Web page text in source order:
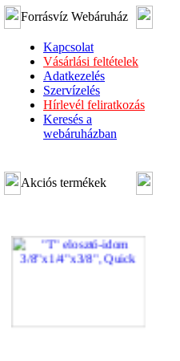
Forrásvíz Webáruház
Kapcsolat
Vásárlási feltételek
Adatkezelés
Szervízelés
Hírlevél feliratkozás
Keresés a
webáruházban
Akciós termékek